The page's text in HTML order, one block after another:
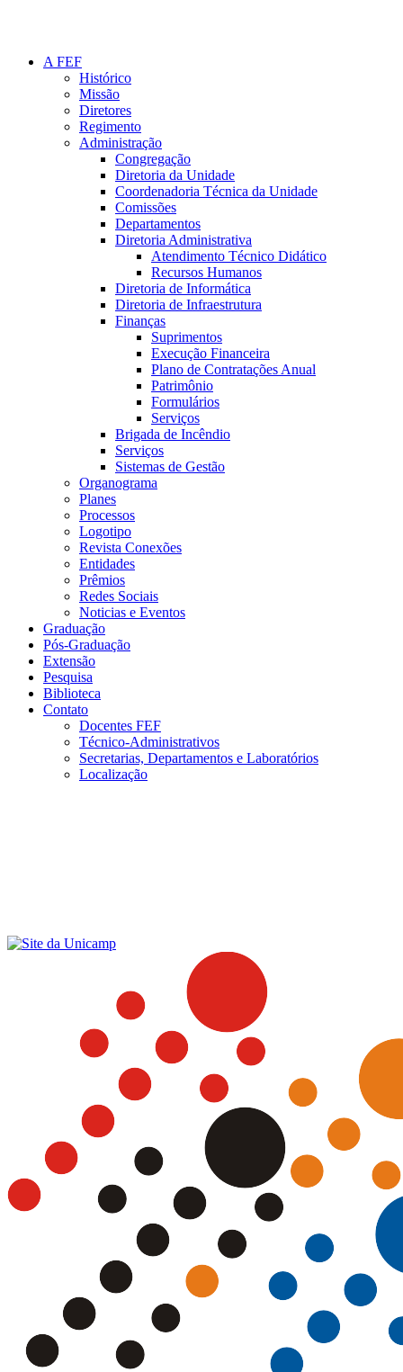
A FEF
Histórico
Missão
Diretores
Regimento
Administração
Congregação
Diretoria da Unidade
Coordenadoria Técnica da Unidade
Comissões
Departamentos
Diretoria Administrativa
Atendimento Técnico Didático
Recursos Humanos
Diretoria de Informática
Diretoria de Infraestrutura
Finanças
Suprimentos
Execução Financeira
Plano de Contratações Anual
Patrimônio
Formulários
Serviços
Brigada de Incêndio
Serviços
Sistemas de Gestão
Organograma
Planes
Processos
Logotipo
Revista Conexões
Entidades
Prêmios
Redes Sociais
Noticias e Eventos
Graduação
Pós-Graduação
Extensão
Pesquisa
Biblioteca
Contato
Docentes FEF
Técnico-Administrativos
Secretarias, Departamentos e Laboratórios
Localização